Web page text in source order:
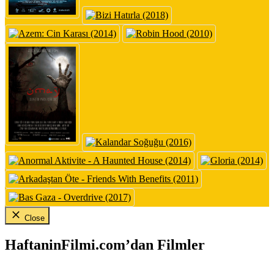
Close
HaftaninFilmi.com’dan Filmler